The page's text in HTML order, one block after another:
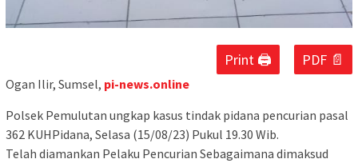
Print 🖨 PDF 📄
Ogan Ilir, Sumsel, pi-news.online
Polsek Pemulutan ungkap kasus tindak pidana pencurian pasal
362 KUHPidana, Selasa (15/08/23) Pukul 19.30 Wib.
Telah diamankan Pelaku Pencurian Sebagaimana dimaksud